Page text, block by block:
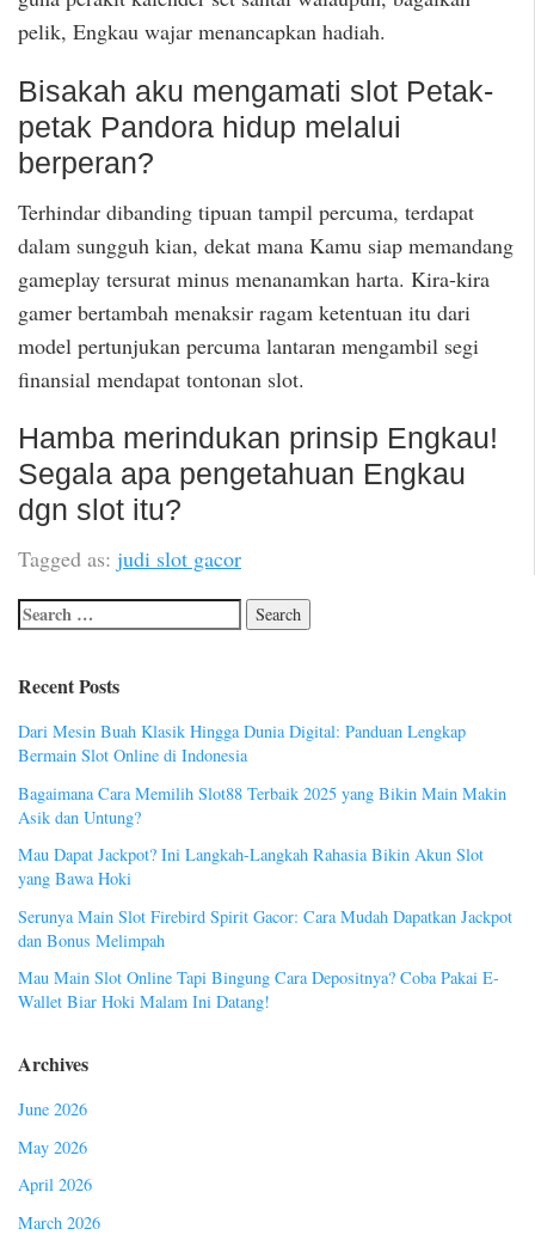
pelik, Engkau wajar menancapkan hadiah.
Bisakah aku mengamati slot Petak-
petak Pandora hidup melalui
berperan?
Terhindar dibanding tipuan tampil percuma, terdapat
dalam sungguh kian, dekat mana Kamu siap memandang
gameplay tersurat minus menanamkan harta. Kira-kira
gamer bertambah menaksir ragam ketentuan itu dari
model pertunjukan percuma lantaran mengambil segi
finansial mendapat tontonan slot.
Hamba merindukan prinsip Engkau!
Segala apa pengetahuan Engkau
dgn slot itu?
Tagged as: judi slot gacor
Recent Posts
Dari Mesin Buah Klasik Hingga Dunia Digital: Panduan Lengkap
Bermain Slot Online di Indonesia
Bagaimana Cara Memilih Slot88 Terbaik 2025 yang Bikin Main Makin
Asik dan Untung?
Mau Dapat Jackpot? Ini Langkah-Langkah Rahasia Bikin Akun Slot
yang Bawa Hoki
Serunya Main Slot Firebird Spirit Gacor: Cara Mudah Dapatkan Jackpot
dan Bonus Melimpah
Mau Main Slot Online Tapi Bingung Cara Depositnya? Coba Pakai E-
Wallet Biar Hoki Malam Ini Datang!
Archives
June 2026
May 2026
April 2026
March 2026